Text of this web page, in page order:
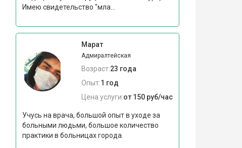
Имею свидетельство "мла...
Марат
Адмиралтейская
Возраст:23 года
Опыт:1 год
Цена услуги:от 150 руб/час
Учусь на врача, большой опыт в уходе за
больными людьми, большое количество
практики в больницах города.